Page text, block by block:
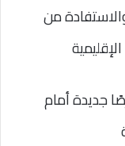
من
جديدة أمام